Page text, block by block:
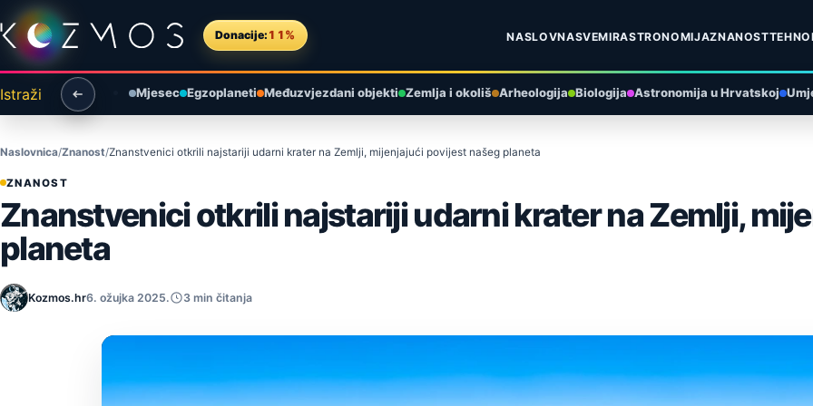
Preskoči na sadržaj
Donacije: 11% NASLOVNASVEMIRASTRONOMIJAZNANOST
Istraži Mjesec Egzoplaneti Međuzvjezdani objekti Zemlja i okoliš Arheologija Biologija Astronomija u Hrvatskoj
Naslovnica Znanost Znanstvenici otkrili najstariji udarni krater na Zemlji, mijenjajući povijest našeg planeta
ZNANOST
Znanstvenici otkrili najstariji udarni krater na Zemlji,
planeta
Kozmos.hr6. ožujka 2025. 3 min čitanja